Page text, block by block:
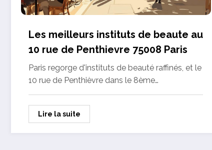
Les meilleurs instituts de beaute au
10 rue de Penthievre 75008 Paris
Paris regorge d'instituts de beauté raffinés, et le
10 rue de Penthièvre dans le 8ème…
Lire la suite